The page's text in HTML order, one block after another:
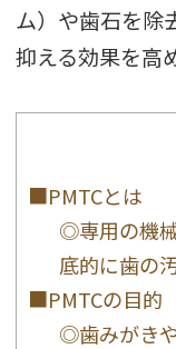
ム）や歯石を除
抑える効果を高
■PMTCとは
◎専用の機
底的に歯の
■PMTCの目的
◎歯みがき